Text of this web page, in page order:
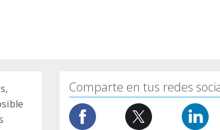
Comparte en tus redes